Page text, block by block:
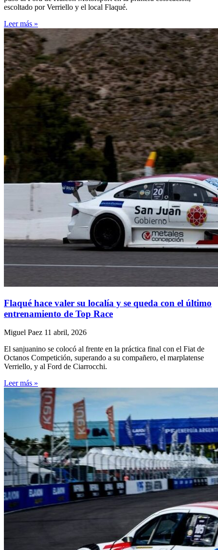
escoltado por Verriello y el local Flaqué.
Leer más »
Flaqué hace valer su localía y se queda con el último
entrenamiento de Top Race
Miguel Paez 11 abril, 2026
El sanjuanino se colocó al frente en la práctica final con el Fiat de
Octanos Competición, superando a su compañero, el marplatense
Verriello, y al Ford de Ciarrocchi.
Leer más »